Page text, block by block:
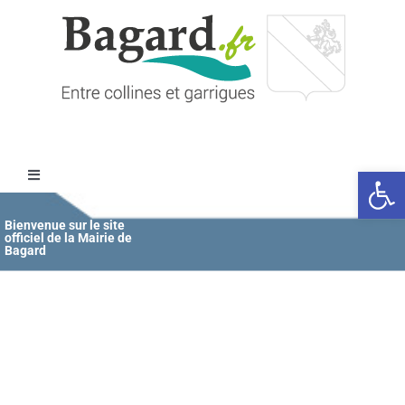
Ouvrir
Toggle
Navigation
Accueil
Bienvenue sur le site
officiel de la Mairie de
Bagard